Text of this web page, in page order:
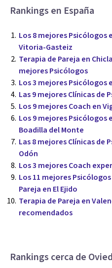
Rankings en España
Los 8 mejores Psicólogos
Vitoria-Gasteiz
Terapia de Pareja en
mejores Psicólogos
Los 3 mejores Psicólogos
Las 9 mejores Clínicas de
Los 9 mejores Coach en
Los 9 mejores Psicólogos
Boadilla del Monte
Las 8 mejores Clínicas de
Odón
Los 3 mejores Coach
Los 11 mejores
Pareja en El Ejido
Terapia de Pareja en
recomendados
Rankings cerca de